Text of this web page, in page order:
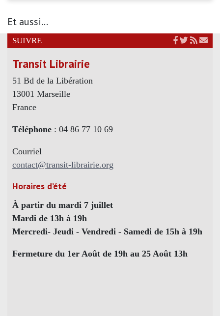
Et aussi...
SUIVRE
Transit Librairie
51 Bd de la Libération
13001 Marseille
France
Téléphone : 04 86 77 10 69
Courriel
contact@transit-librairie.org
Horaires d’été
À partir du mardi 7 juillet
Mardi de 13h à 19h
Mercredi- Jeudi - Vendredi - Samedi de 15h à 19h
Fermeture du 1er Août de 19h au 25 Août 13h